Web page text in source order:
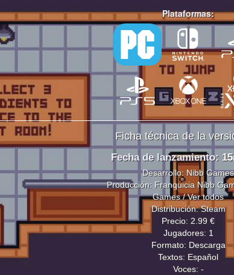
Plataformas:
Ficha técnica de la
Fecha de lanzamiento:
Desarrollo: Nibb Games
Producción: Franquicia Nibb
Games / Ver todos
Distribución: Steam
Precio: 2.99 €
Jugadores: 1
Formato: Descarga
Textos: Español
Voces: -